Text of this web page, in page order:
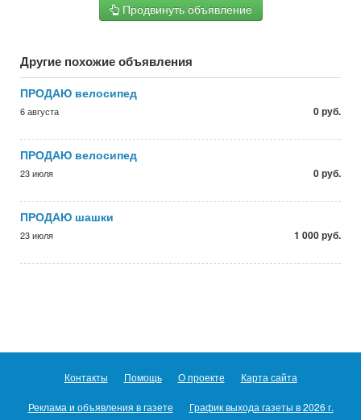
Продвинуть объявление
Другие похожие объявления
ПРОДАЮ велосипед
6 августа 0 руб.
ПРОДАЮ велосипед
23 июля 0 руб.
ПРОДАЮ шашки
23 июля 1 000 руб.
Контакты Помощь О проекте Карта сайта
Реклама и объявления в газете
График выхода газеты в 2026 г.